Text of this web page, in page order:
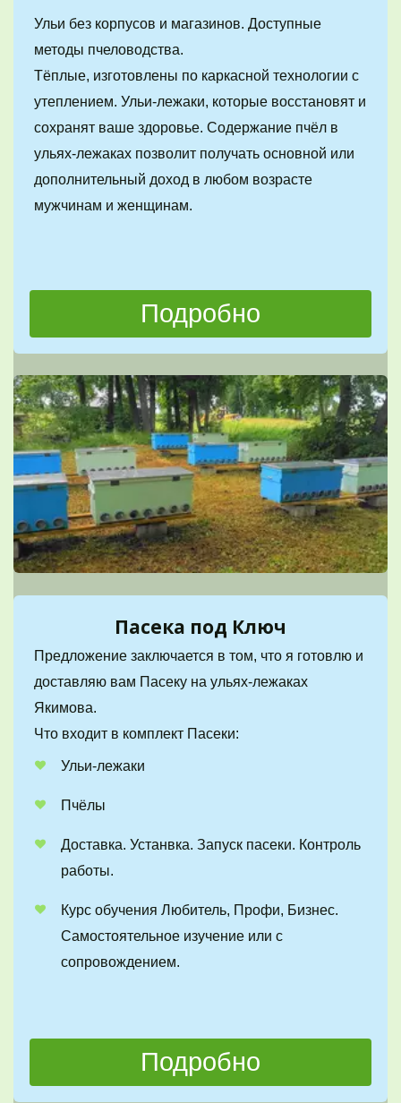
Ульи без корпусов и магазинов. Доступные
методы пчеловодства.
Тёплые, изготовлены по каркасной технологии с
утеплением. Ульи-лежаки, которые восстановят и
сохранят ваше здоровье. Содержание пчёл в
ульях-лежаках позволит получать основной или
дополнительный доход в любом возрасте
мужчинам и женщинам.
Подробно
Пасека под Ключ
Предложение заключается в том, что я готовлю и
доставляю вам Пасеку на ульях-лежаках
Якимова.
Что входит в комплект Пасеки:
Ульи-лежаки
Пчёлы
Доставка. Устанвка. Запуск пасеки. Контроль
работы.
Курс обучения Любитель, Профи, Бизнес.
Самостоятельное изучение или с
сопровождением.
Подробно